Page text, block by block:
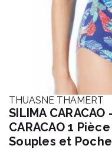
THUASNE THAMERT
SILIMA
CARACAO 1
Souples et